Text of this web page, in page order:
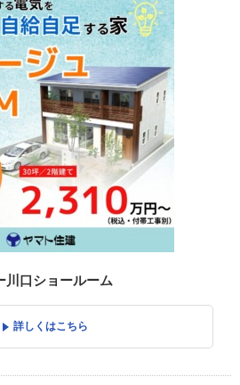
川口ショールーム
詳しくはこちら